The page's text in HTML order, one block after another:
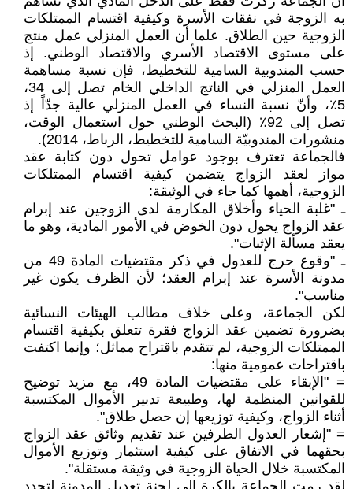
به الزوجة في نفقات الأسرة وكيفية اقتسام الممتلكات
الزوجية حين الطلاق. علما أن العمل المنزلي عمل منتج
على مستوى الاقتصاد الأسري والاقتصاد الوطني. إذ
حسب المندوبية السامية للتخطيط، فإن نسبة مساهمة
العمل المنزلي في الناتج الداخلي الخام تصل إلى 34،
5٪، وأنّ نسبة النساء في العمل المنزلي عالية جدّاً إذ
تصل إلى 92٪ (البحث الوطني حول استعمال الوقت،
منشورات المندوبيّة السامية للتخطيط، الرباط، 2014).
فالجماعة تعترف بوجود عوامل تحول دون كتابة عقد
مواز لعقد الزواج يتضمن كيفية اقتسام الممتلكات
الزوجية، أهمها كما جاء في الوثيقة:
ـ "غلبة الحياء وأخلاق المكارمة لدى الزوجين عند إبرام
عقد الزواج يحول دون الخوض في الأمور المادية، وهو ما
يعقد مسألة الإثبات".
ـ "وقوع حرج للعدول في ذكر مقتضيات المادة 49 من
مدونة الأسرة عند إبرام العقد؛ لأن الظرف يكون غير
مناسب".
لكن الجماعة، وعلى خلاف مطالب الهيئات النسائية
بضرورة تضمين عقد الزواج فقرة تتعلق بكيفية اقتسام
الممتلكات الزوجية، لم تتقدم باقتراح مماثل؛ وإنما اكتفت
باقتراحات عمومية منها:
= "الإبقاء على مقتضيات المادة 49، مع مزيد توضيح
للقوانين المنظمة لها، وطبيعة تدبير الأموال المكتسبة
أثناء الزواج، وكيفية توزيعها إن حصل طلاق".
= "إشعار العدول الطرفين عند تقديم وثائق عقد الزواج
بحقهما في الاتفاق على كيفية استثمار وتوزيع الأموال
المكتسبة خلال الحياة الزوجية في وثيقة مستقلة".